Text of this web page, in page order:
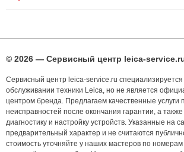
© 2026 — Сервисный центр leica-
Сервисный центр leica-service.ru
обслуживании техники Leica, но не является
центром бренда. Предлагаем качественные услуги
неисправностей после окончания гарантии, а
диагностику и настройку устройств. Указанные на
предварительный характер и не считаются
стоимость уточняйте у наших мастеров по